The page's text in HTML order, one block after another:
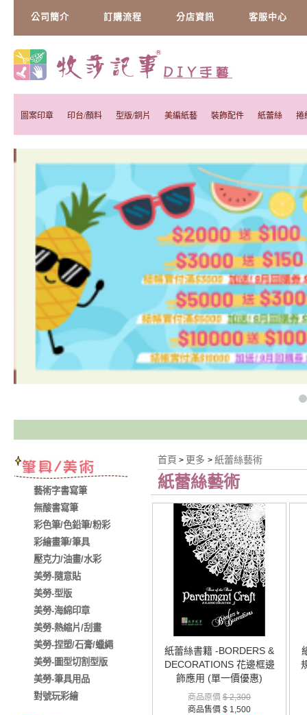
公司簡介 訂購流程 分店資訊 客服中心
圖案印章 印台/顏料 型版/銅片 美編紙藝 裝飾配件 紙蕾絲 捲
藝術字書寫筆
無酸書寫筆
彩色筆/色鉛筆/粉彩
彩繪畫筆/筆具
壓克力/油畫/水彩
美勞-隨意貼
美勞-型版
美勞-海綿印章
美勞-熱縮片/刮畫
美勞-捏塑/石膏/蠟繩
美勞-圖型切割型版
美勞-筆具用品
對號玩彩繪
首頁 > 更多 > 紙蕾絲藝術
紙蕾絲藝術
紙蕾絲書籍 -BORDERS &
DECORATIONS 花邊框邊
飾應用 (單一價優惠)
商品原價 $ 2,300
商品售價 $ 1,500